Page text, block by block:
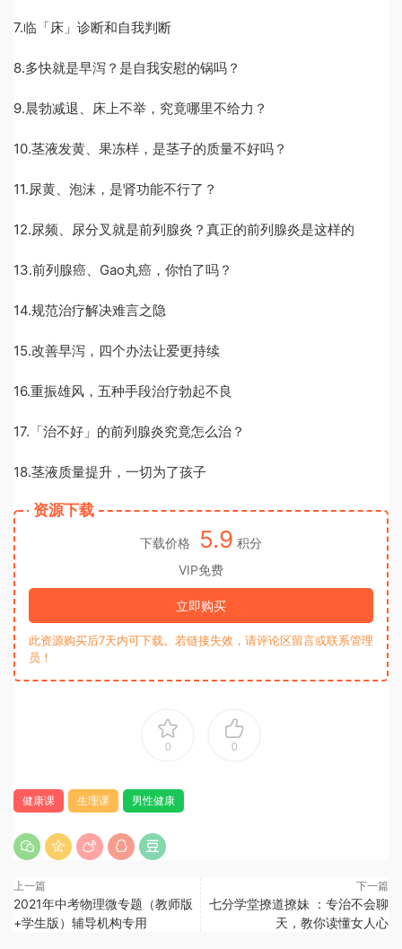
7.临「床」诊断和自我判断
8.多快就是早泻？是自我安慰的锅吗？
9.晨勃减退、床上不举，究竟哪里不给力？
10.茎液发黄、果冻样，是茎子的质量不好吗？
11.尿黄、泡沫，是肾功能不行了？
12.尿频、尿分叉就是前列腺炎？真正的前列腺炎是这样的
13.前列腺癌、Gao丸癌，你怕了吗？
14.规范治疗解决难言之隐
15.改善早泻，四个办法让爱更持续
16.重振雄风，五种手段治疗勃起不良
17.「治不好」的前列腺炎究竟怎么治？
18.茎液质量提升，一切为了孩子
资源下载
下载价格 5.9 积分
VIP免费
立即购买
此资源购买后7天内可下载。若链接失效，请评论区留言或联系管理
员！
0 0
健康课 生理课 男性健康
上一篇
2021年中考物理微专题（教师版
+学生版）辅导机构专用
下一篇
七分学堂撩道撩妹 ：专治不会聊
天，教你读懂女人心